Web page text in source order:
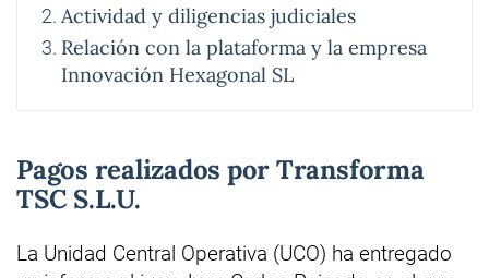
Actividad y diligencias judiciales
Relación con la plataforma y la empresa
Innovación Hexagonal SL
Pagos realizados por Transforma
TSC S.L.U.
La Unidad Central Operativa (UCO) ha entregado